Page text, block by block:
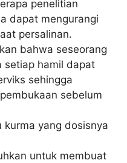
penelitian
dapat mengurangi
persalinan.
bahwa seseorang
setiap hamil dapat
sehingga
sebelum
kurma yang dosisnya
untuk membuat